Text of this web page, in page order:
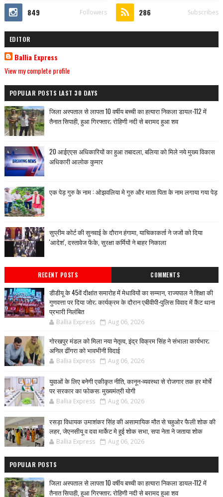
849 Followers 286 Subscribes
EDITOR
Ballia Express
View my complete profile
POPULAR POSTS LAST 30 DAYS
जिला अस्पताल से लापता 10 वर्षीय बच्ची का हत्यारा निकला डायल-112 में
तैनात सिपाही, हुआ गिरफ्तार; रोहिणी नदी से बरामद हुआ शव
20 आईएएस अधिकारियों का हुआ तबादला, बलिया को मिले नये मुख्य विकास
अधिकारी आलोक कुमार
एक पेड़ गुरु के नाम : ओझवलिया मे गुरु और माता पिता के नाम लगाया गया पेड़
सुप्रीम कोर्ट की सुनवाई के दौरान हंगामा, याचिकाकर्ता ने जजों को दिया
'आदेश', दस्तावेज फेंके, सुरक्षा कर्मियों ने बाहर निकाला
RECENT POSTS COMMENTS
डीडीयू के 45वें दीक्षांत समारोह में मेधावियों का सम्मान, राज्यपाल ने शिक्षा की
गुणवत्ता पर दिया जोर; कार्यक्रम के दौरान एबीवीपी-पुलिस विवाद में कैंट थाना
प्रभारी निलंबित
Ballia Express Aug 06, 2026
गोरखपुर मंडल को मिला नया नेतृत्व, इंद्र विक्रम सिंह ने संभाला कार्यभार;
अनिल ढींगरा को भावभीनी विदाई
Ballia Express Aug 06, 2026
युवाओं के लिए बनेगी एकीकृत नीति, कानून-व्यवस्था से रोजगार तक हर मोर्चे
पर सरकार का फोकस: मुख्यमंत्री योगी
Ballia Express Aug 06, 2026
रसड़ा विधायक उमाशंकर सिंह की असामायिक मौत से चहुओर फैली शोक की
लहर, जेएनसीयू व दवा मार्केट मे हुई शोक सभा, सपा नेता ने जताया शोक
Ballia Express Aug 06, 2026
POPULAR POSTS
जिला अस्पताल से लापता 10 वर्षीय बच्ची का हत्यारा निकला डायल-112 में
तैनात सिपाही, हुआ गिरफ्तार; रोहिणी नदी से बरामद हुआ शव